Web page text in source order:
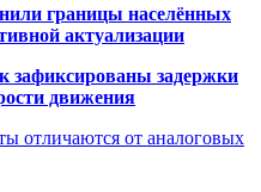
границы населённых
актуализации
зафиксированы задержки
движения
отличаются от аналоговых